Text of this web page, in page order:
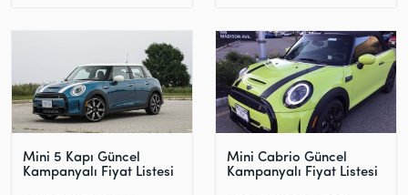
Mini 5 Kapı Güncel
Kampanyalı Fiyat Listesi
Mini Cabrio Güncel
Kampanyalı Fiyat Listesi